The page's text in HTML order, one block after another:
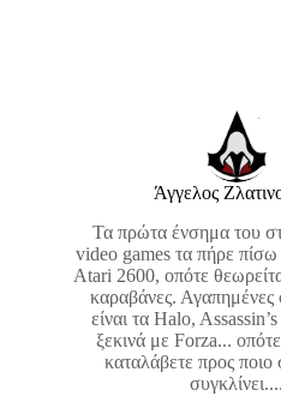
Άγγελος
Τα πρώτα ένσημα του
video games τα πήρε
Atari 2600, οπότε
καραβάνες. Αγαπημένες
είναι τα Halo,
ξεκινά με Forza...
καταλάβετε προς ποιο
συγκλίνει....